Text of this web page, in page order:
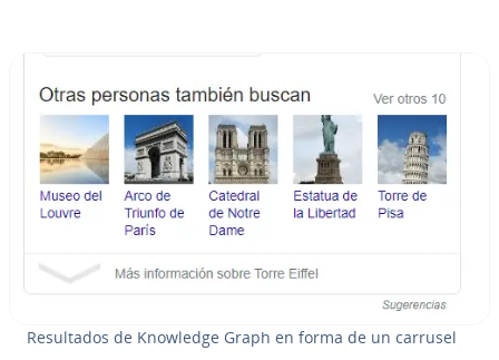
Re­su­l­ta­dos de Knowledge Graph en forma de un carrusel